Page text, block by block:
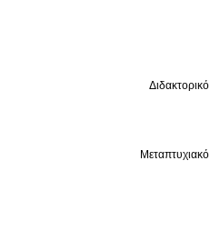
Διδακτορικό
Μεταπτυχιακό